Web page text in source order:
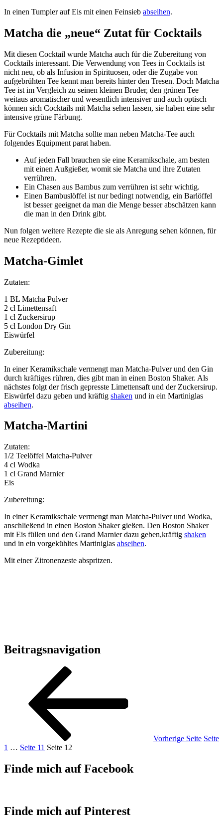
In einen Tumpler auf Eis mit einen Feinsieb abseihen.
Matcha die „neue“ Zutat für Cocktails
Mit diesen Cocktail wurde Matcha auch für die Zubereitung von
Cocktails interessant. Die Verwendung von Tees in Cocktails ist
nicht neu, ob als Infusion in Spirituosen, oder die Zugabe von
aufgebrühten Tee kennt man bereits hinter den Tresen. Doch Matcha
Tee ist im Vergleich zu seinen kleinen Bruder, den grünen Tee
weitaus aromatischer und wesentlich intensiver und auch optisch
können sich Cocktails mit Matcha sehen lassen, sie haben eine sehr
intensive grüne Färbung.
Für Cocktails mit Matcha sollte man neben Matcha-Tee auch
folgendes Equipment parat haben.
Auf jeden Fall brauchen sie eine Keramikschale, am besten
mit einen Außgießer, womit sie Matcha und ihre Zutaten
verrühren.
Ein Chasen aus Bambus zum verrühren ist sehr wichtig.
Einen Bambuslöffel ist nur bedingt notwendig, ein Barlöffel
ist besser geeignet da man die Menge besser abschätzen kann
die man in den Drink gibt.
Nun folgen weitere Rezepte die sie als Anregung sehen können, für
neue Rezeptideen.
Matcha-Gimlet
Zutaten:
1 BL Matcha Pulver
2 cl Limettensaft
1 cl Zuckersirup
5 cl London Dry Gin
Eiswürfel
Zubereitung:
In einer Keramikschale vermengt man Matcha-Pulver und den Gin
durch kräftiges rühren, dies gibt man in einen Boston Shaker. Als
nächstes folgt der frisch gepresste Limettensaft und der Zuckersirup.
Eiswürfel dazu geben und kräftig shaken und in ein Martiniglas
abseihen.
Matcha-Martini
Zutaten:
1/2 Teelöffel Matcha-Pulver
4 cl Wodka
1 cl Grand Marnier
Eis
Zubereitung:
In einer Keramikschale vermengt man Matcha-Pulver und Wodka,
anschließend in einen Boston Shaker gießen. Den Boston Shaker
mit Eis füllen und den Grand Marnier dazu geben,kräftig shaken
und in ein vorgekühltes Martiniglas abseihen.
Mit einer Zitronenzeste abspritzen.
Beitragsnavigation
Vorherige Seite Seite
1 … Seite 11 Seite 12
Finde mich auf Facebook
Finde mich auf Pinterest